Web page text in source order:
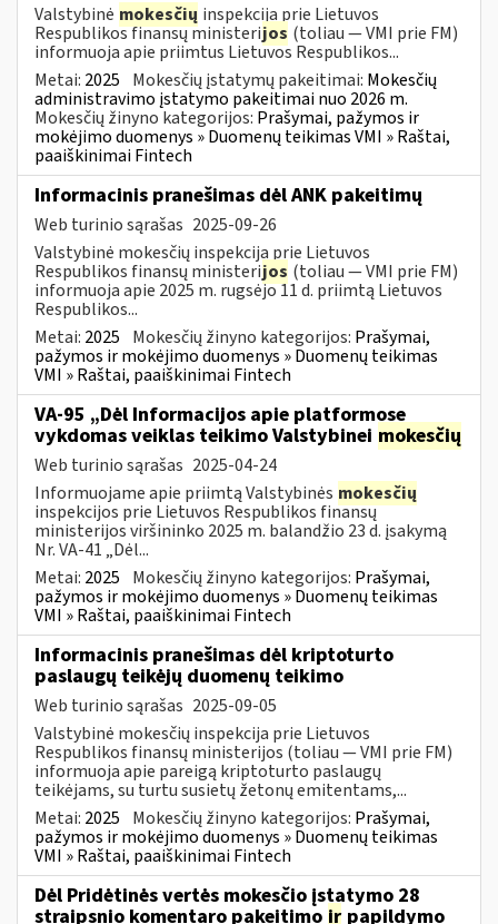
Valstybinė mokesčių inspekcija prie Lietuvos
Respublikos finansų ministerijos (toliau — VMI prie FM)
informuoja apie priimtus Lietuvos Respublikos...
Metai: 2025 Mokesčių įstatymų pakeitimai: Mokesčių
administravimo įstatymo pakeitimai nuo 2026 m.
Mokesčių žinyno kategorijos: Prašymai, pažymos ir
mokėjimo duomenys » Duomenų teikimas VMI » Raštai,
paaiškinimai Fintech
Informacinis pranešimas dėl ANK pakeitimų
Web turinio sąrašas 2025-09-26
Valstybinė mokesčių inspekcija prie Lietuvos
Respublikos finansų ministerijos (toliau — VMI prie FM)
informuoja apie 2025 m. rugsėjo 11 d. priimtą Lietuvos
Respublikos...
Metai: 2025 Mokesčių žinyno kategorijos: Prašymai,
pažymos ir mokėjimo duomenys » Duomenų teikimas
VMI » Raštai, paaiškinimai Fintech
VA-95 „Dėl Informacijos apie platformose
vykdomas veiklas teikimo Valstybinei mokesčių
Web turinio sąrašas 2025-04-24
Informuojame apie priimtą Valstybinės mokesčių
inspekcijos prie Lietuvos Respublikos finansų
ministerijos viršininko 2025 m. balandžio 23 d. įsakymą
Nr. VA-41 „Dėl...
Metai: 2025 Mokesčių žinyno kategorijos: Prašymai,
pažymos ir mokėjimo duomenys » Duomenų teikimas
VMI » Raštai, paaiškinimai Fintech
Informacinis pranešimas dėl kriptoturto
paslaugų teikėjų duomenų teikimo
Web turinio sąrašas 2025-09-05
Valstybinė mokesčių inspekcija prie Lietuvos
Respublikos finansų ministerijos (toliau — VMI prie FM)
informuoja apie pareigą kriptoturto paslaugų
teikėjams, su turtu susietų žetonų emitentams,...
Metai: 2025 Mokesčių žinyno kategorijos: Prašymai,
pažymos ir mokėjimo duomenys » Duomenų teikimas
VMI » Raštai, paaiškinimai Fintech
Dėl Pridėtinės vertės mokesčio įstatymo 28
straipsnio komentaro pakeitimo ir papildymo